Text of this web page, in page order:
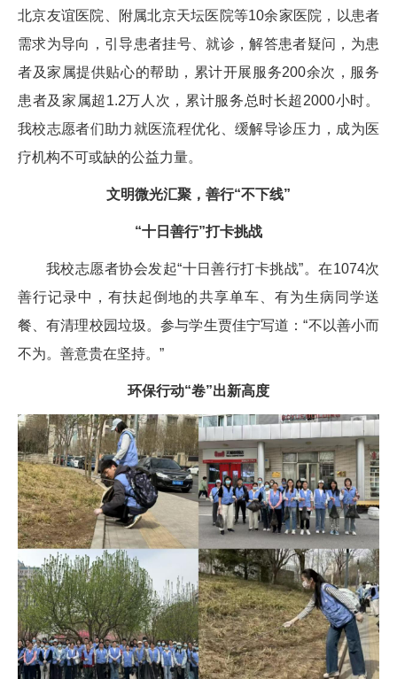
北京友谊医院、附属北京天坛医院等10余家医院，以患者
需求为导向，引导患者挂号、就诊，解答患者疑问，为患
者及家属提供贴心的帮助，累计开展服务200余次，服务
患者及家属超1.2万人次，累计服务总时长超2000小时。
我校志愿者们助力就医流程优化、缓解导诊压力，成为医
疗机构不可或缺的公益力量。
文明微光汇聚，善行“不下线”
“十日善行”打卡挑战
我校志愿者协会发起“十日善行打卡挑战”。在1074次
善行记录中，有扶起倒地的共享单车、有为生病同学送
餐、有清理校园垃圾。参与学生贾佳宁写道：“不以善小而
不为。善意贵在坚持。”
环保行动“卷”出新高度